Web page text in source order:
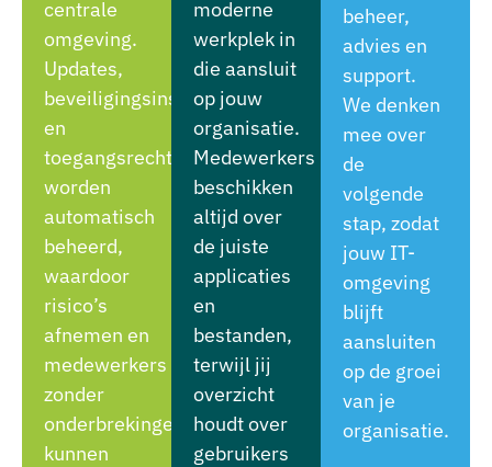
centrale
omgeving.
Updates,
beveiligingsinstellingen
en
toegangsrechten
worden
automatisch
beheerd,
waardoor
risico’s
afnemen en
medewerkers
zonder
onderbrekingen
kunnen
moderne
werkplek in
die aansluit
op jouw
organisatie.
Medewerkers
beschikken
altijd over
de juiste
applicaties
en
bestanden,
terwijl jij
overzicht
houdt over
gebruikers
beheer,
advies en
support.
We denken
mee over
de
volgende
stap, zodat
jouw IT-
omgeving
blijft
aansluiten
op de groei
van je
organisatie.